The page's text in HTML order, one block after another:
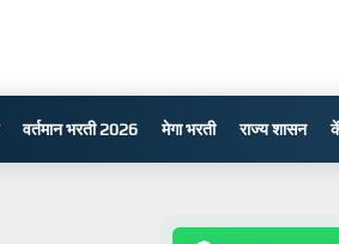
वर्तमान भरती 2026 मेगा भरती राज्य शासन